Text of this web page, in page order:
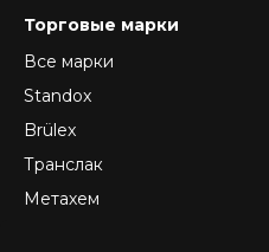
Торговые марки
Все марки
Standox
Brülex
Транслак
Метахем